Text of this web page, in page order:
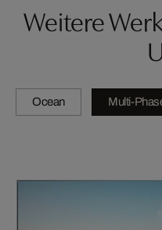
Weitere
Ocean Multi-